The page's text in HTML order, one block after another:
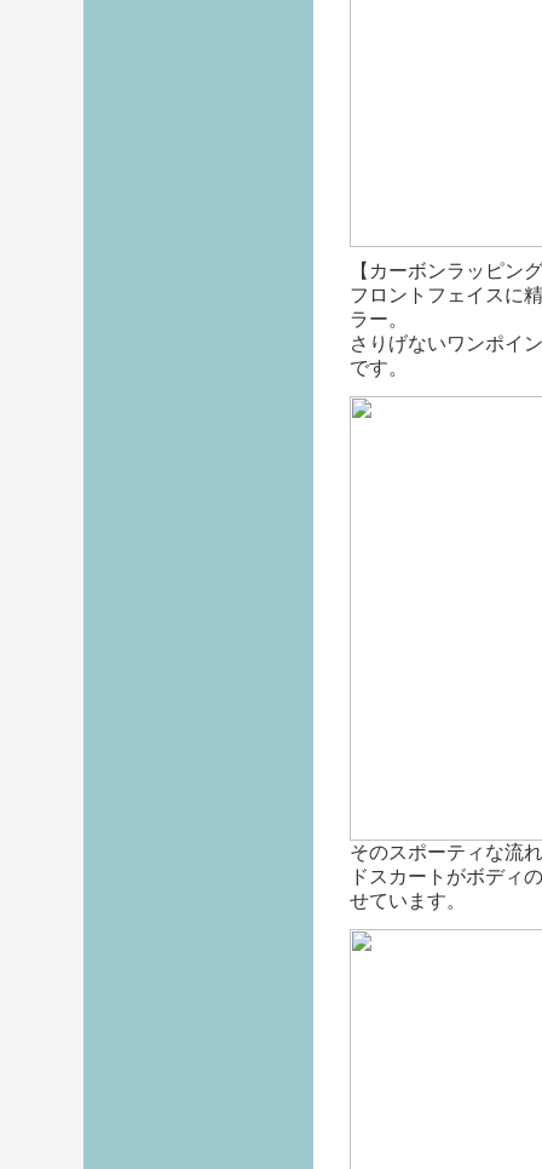
【カーボンラッピン
フロントフェイスに
ラー。
さりげないワンポイ
です。
そのスポーティな流
ドスカートがボディ
せています。